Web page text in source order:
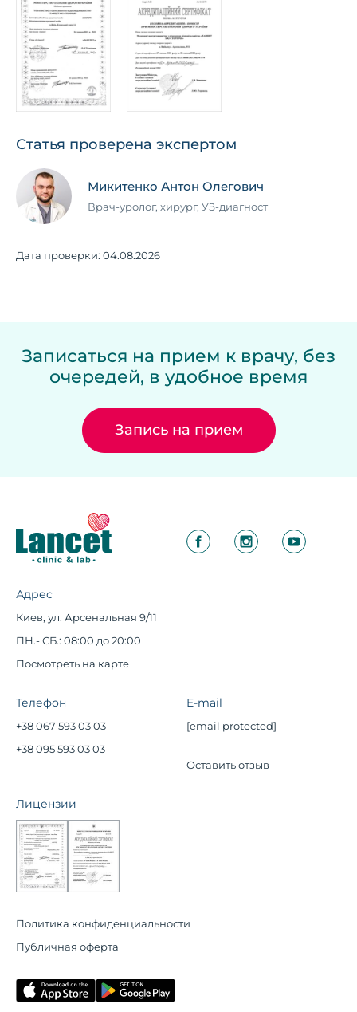
Статья проверена экспертом
Микитенко Антон Олегович
Врач-уролог, хирург, УЗ-диагност
Дата проверки: 04.08.2026
Записаться на прием к врачу, без
очередей, в удобное время
Запись на прием
Адрес
Киев, ул. Арсенальная 9/11
ПН.- СБ.: 08:00 до 20:00
Посмотреть на карте
Телефон
+38 067 593 03 03
+38 095 593 03 03
E-mail
[email protected]
Оставить отзыв
Лицензии
Политика конфиденциальности
Публичная оферта